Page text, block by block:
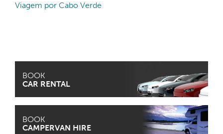
Viagem por Cabo Verde
BOOK
CAR RENTAL
BOOK
CAMPERVAN HIRE